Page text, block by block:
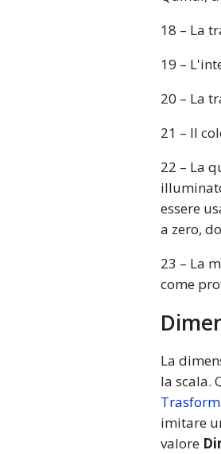
18 – La
19 –
20 – La
21 – Il
22 – La
essere
a zero,
23 – La
come
La
la scala.
imitare
valore